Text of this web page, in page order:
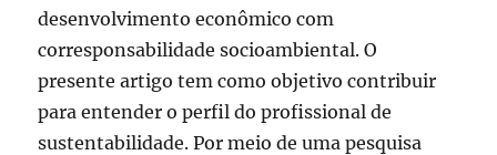
desenvolvimento econômico com
corresponsabilidade socioambiental. O
presente artigo tem como objetivo contribuir
para entender o perfil do profissional de
sustentabilidade. Por meio de uma pesquisa